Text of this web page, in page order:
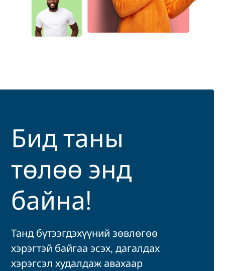
Бид таны
төлөө энд
байна!
Танд бүтээгдэхүүний зөвлөгөө
хэрэгтэй байгаа эсэх, дагалдах
хэрэгсэл худалдаж авахаар